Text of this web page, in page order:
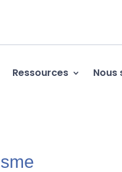
Ressources Nous